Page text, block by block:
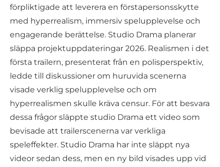
förpliktigade att leverera en förstapersonsskytte
med hyperrealism, immersiv spelupplevelse och
engagerande berättelse. Studio Drama planerar
släppa projektuppdateringar 2026. Realismen i det
första trailern, presenterat från en polisperspektiv,
ledde till diskussioner om huruvida scenerna
visade verklig spelupplevelse och om
hyperrealismen skulle kräva censur. För att besvara
dessa frågor släppte studio Drama ett video som
bevisade att trailerscenerna var verkliga
speleffekter. Studio Drama har inte släppt nya
videor sedan dess, men en ny bild visades upp vid